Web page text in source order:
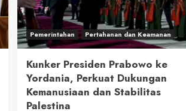
Pemerintahan Pertahanan dan Keamanan
Kunker Presiden Prabowo ke
Yordania, Perkuat Dukungan
Kemanusiaan dan Stabilitas
Palestina